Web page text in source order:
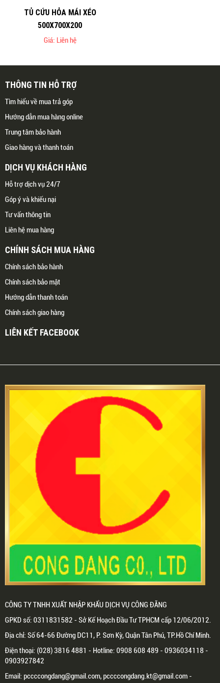
TỦ CỨU HỎA MÁI XÉO
500X700X200
Giá: Liên hệ
THÔNG TIN HỖ TRỢ
Tìm hiểu về mua trả góp
Hướng dẫn mua hàng online
Trung tâm bảo hành
Giao hàng và thanh toán
DỊCH VỤ KHÁCH HÀNG
Hỗ trợ dịch vụ 24/7
Góp ý và khiếu nại
Tư vấn thông tin
Liên hệ mua hàng
CHÍNH SÁCH MUA HÀNG
Chính sách bảo hành
Chính sách bảo mật
Hướng dẫn thanh toán
Chính sách giao hàng
LIÊN KẾT FACEBOOK
CÔNG TY TNHH XUẤT NHẬP KHẨU DỊCH VỤ CÔNG ĐĂNG
GPKD số: 0311831582 - Sở Kế Hoạch Đầu Tư TPHCM cấp 12/06/2012.
Địa chỉ: Số 64-66 Đường DC11, P. Sơn Kỳ, Quận Tân Phú, TP.Hồ Chí Minh.
Điện thoại: (028) 3816 4881 - Hotline: 0908 608 489 - 0936034118 -
0903927842
Email: pccccongdang@gmail.com, pccccongdang.kt@gmail.com -